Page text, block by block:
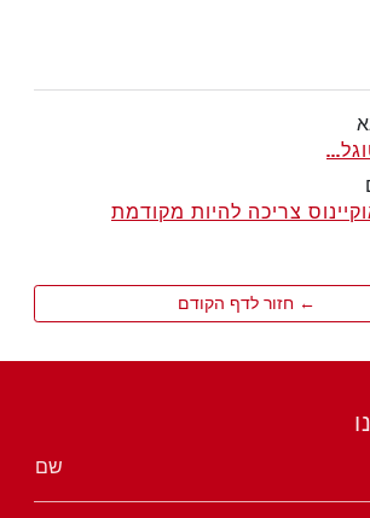
צריכה להיות מקודמת
← חזור לדף הקודם
שם